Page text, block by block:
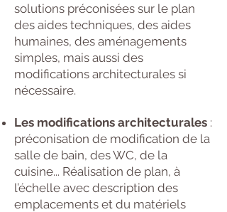
solutions préconisées sur le plan
des aides techniques, des aides
humaines, des aménagements
simples, mais aussi des
modifications architecturales si
nécessaire.
Les modifications architecturales :
préconisation de modification de la
salle de bain, des WC, de la
cuisine... Réalisation de plan, à
l’échelle avec description des
emplacements et du matériels